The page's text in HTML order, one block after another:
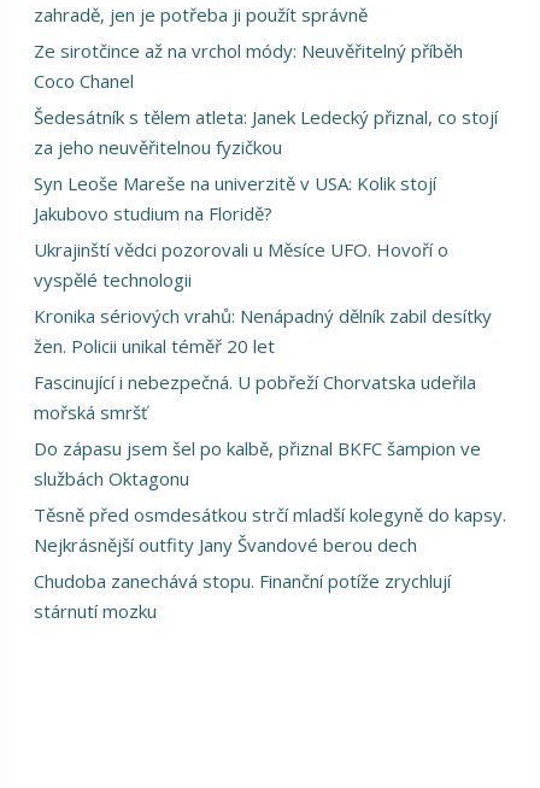
zahradě, jen je potřeba ji použít správně
Ze sirotčince až na vrchol módy: Neuvěřitelný příběh
Coco Chanel
Šedesátník s tělem atleta: Janek Ledecký přiznal, co stojí
za jeho neuvěřitelnou fyzičkou
Syn Leoše Mareše na univerzitě v USA: Kolik stojí
Jakubovo studium na Floridě?
Ukrajinští vědci pozorovali u Měsíce UFO. Hovoří o
vyspělé technologii
Kronika sériových vrahů: Nenápadný dělník zabil desítky
žen. Policii unikal téměř 20 let
Fascinující i nebezpečná. U pobřeží Chorvatska udeřila
mořská smršť
Do zápasu jsem šel po kalbě, přiznal BKFC šampion ve
službách Oktagonu
Těsně před osmdesátkou strčí mladší kolegyně do kapsy.
Nejkrásnější outfity Jany Švandové berou dech
Chudoba zanechává stopu. Finanční potíže zrychlují
stárnutí mozku